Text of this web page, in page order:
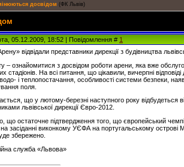
досвідом (ФК Львів)
05.12.2009, 18:52 | Повідомлення # 1
відвідали представники дирекції з будівництва
– ознайомитися з досвідом роботи арени, яка вже
стадіонів. На всі питання, що цікавили, вичерпні
і теплопостачання, особливості системи безпеки,
поля.
що у лютому-березні наступного року відбудеться
львівської дирекції Євро-2012.
що остаточне підтвердження того, що європейський
на засіданні виконкому УЄФА на португальському острові
збережено.
служба «Львова»